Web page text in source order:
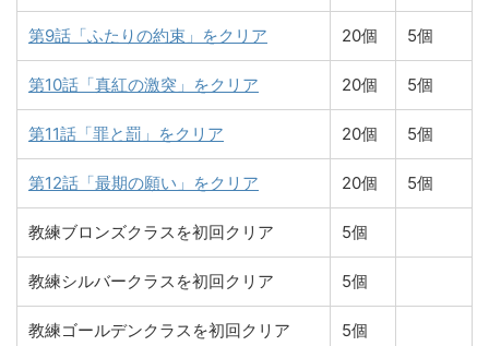
第9話「ふたりの約束」をクリア 20個 5個
第10話「真紅の激突」をクリア 20個 5個
第11話「罪と罰」をクリア 20個 5個
第12話「最期の願い」をクリア 20個 5個
教練ブロンズクラスを初回クリア 5個
教練シルバークラスを初回クリア 5個
教練ゴールデンクラスを初回クリア 5個